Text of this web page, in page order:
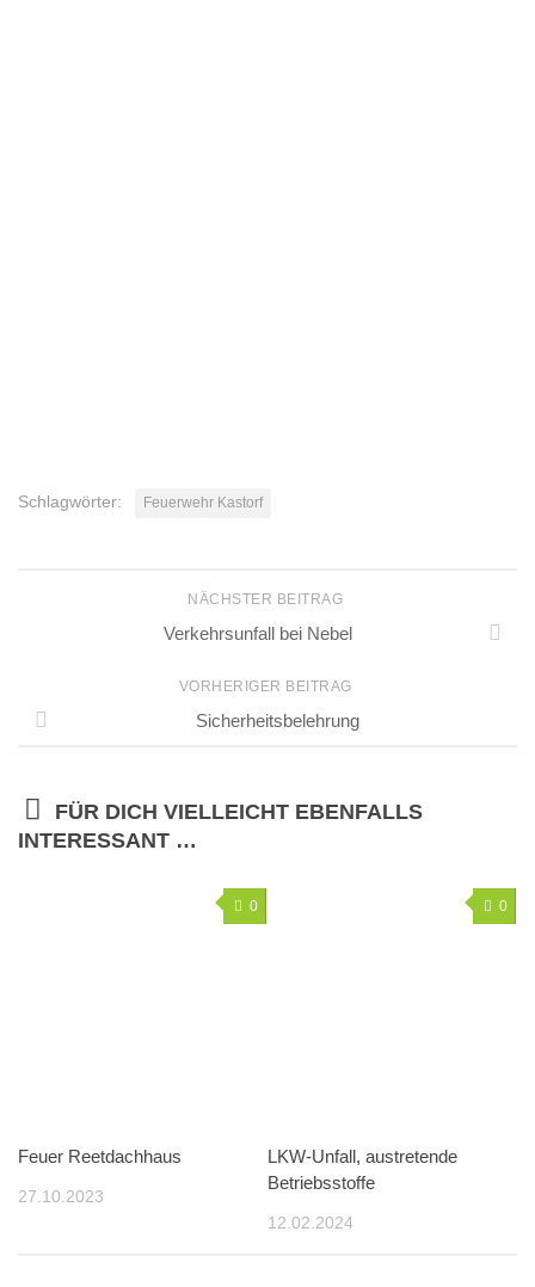
Schlagwörter: Feuerwehr Kastorf
NÄCHSTER BEITRAG
Verkehrsunfall bei Nebel
VORHERIGER BEITRAG
Sicherheitsbelehrung
FÜR DICH VIELLEICHT EBENFALLS
INTERESSANT …
0
Feuer Reetdachhaus
27.10.2023
0
LKW-Unfall, austretende
Betriebsstoffe
12.02.2024